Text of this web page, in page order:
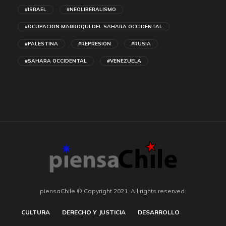
#ISRAEL #NEOLIBERALISMO
#OCUPACION MARROQUI DEL SAHARA OCCIDENTAL
#PALESTINA #REPRESION #RUSIA
#SAHARA OCCIDENTAL #VENEZUELA
piensaChile © Copyright 2021. All rights reserved.
CULTURA DERECHO Y JUSTICIA DESARROLLO